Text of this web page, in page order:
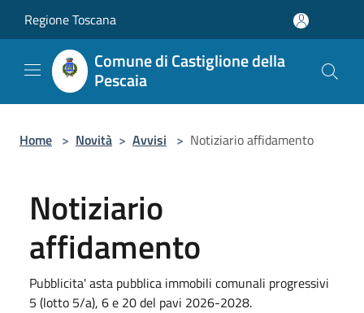
Regione Toscana
Comune di Castiglione della
Pescaia
Home > Novità > Avvisi > Notiziario affidamento
Notiziario
affidamento
Pubblicita' asta pubblica immobili comunali progressivi
5 (lotto 5/a), 6 e 20 del pavi 2026-2028.